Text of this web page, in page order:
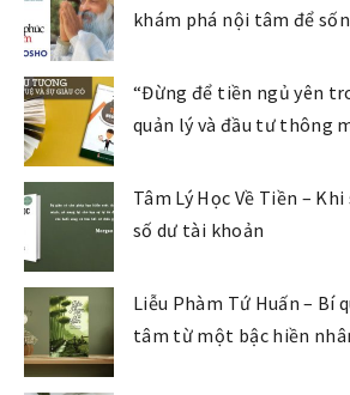
khám phá nội tâm để
“Đừng để tiền ngủ yên
quản lý và đầu tư thông
Tâm Lý Học Về Tiền –
số dư tài khoản
Liễu Phàm Tứ Huấn – Bí
tâm từ một bậc hiền